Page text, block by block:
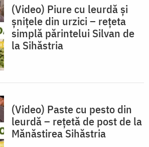
(Video) Piure cu leurdă și
șnițele din urzici – rețeta
simplă părintelui Silvan de
la Sihăstria
(Video) Paste cu pesto din
leurdă – rețetă de post de la
Mănăstirea Sihăstria